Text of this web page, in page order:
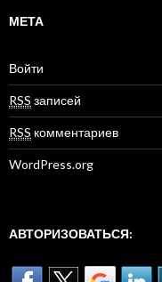
МЕТА
Войти
RSS записей
RSS комментариев
WordPress.org
АВТОРИЗОВАТЬСЯ: